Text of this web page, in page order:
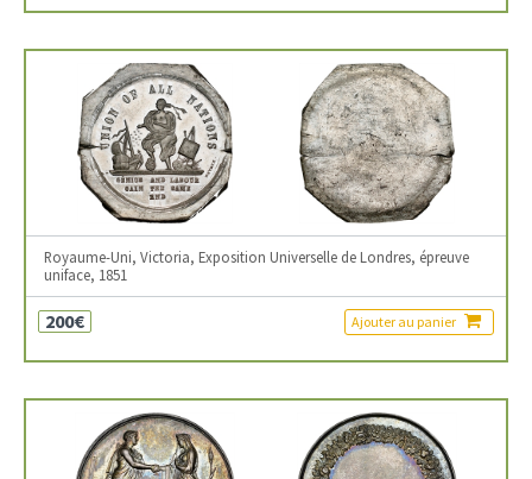
Royaume-Uni, Victoria, Exposition Universelle de Londres, épreuve
uniface, 1851
200€ Ajouter au panier